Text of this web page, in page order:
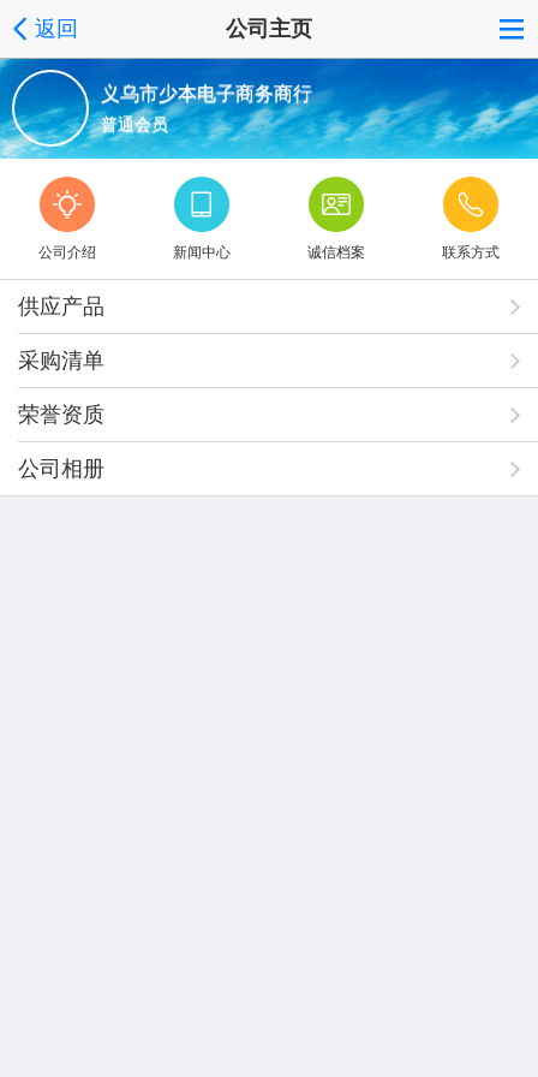
返回 公司主页
义乌市少本电子商务商行
普通会员
公司介绍 新闻中心 诚信档案 联系方式
供应产品
采购清单
荣誉资质
公司相册